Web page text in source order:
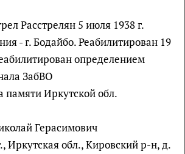
Расстрелян 5 июля 1938 г.
- г. Бодайбо. Реабилитирован 19
определением
ЗабВО
памяти Иркутской обл.
Герасимович
Иркутская обл., Кировский р-н, д.